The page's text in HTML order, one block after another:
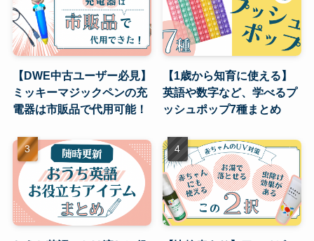
【DWE中古ユーザー必見】
ミッキーマジックペンの充
電器は市販品で代用可能！
【1歳から知育に使える】
英語や数字など、学べるプ
ッシュポップ7種まとめ